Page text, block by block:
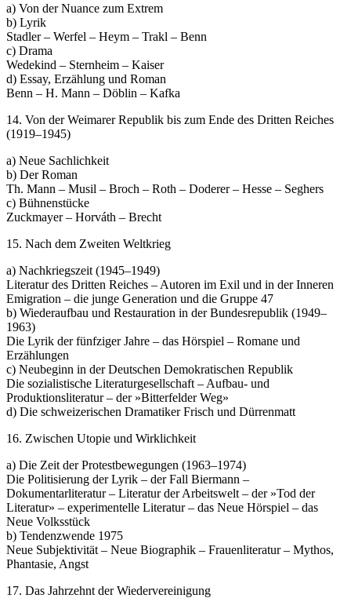
a) Von der Nuance zum Extrem
b) Lyrik
Stadler – Werfel – Heym – Trakl – Benn
c) Drama
Wedekind – Sternheim – Kaiser
d) Essay, Erzählung und Roman
Benn – H. Mann – Döblin – Kafka
14. Von der Weimarer Republik bis zum Ende des Dritten Reiches
(1919–1945)
a) Neue Sachlichkeit
b) Der Roman
Th. Mann – Musil – Broch – Roth – Doderer – Hesse – Seghers
c) Bühnenstücke
Zuckmayer – Horváth – Brecht
15. Nach dem Zweiten Weltkrieg
a) Nachkriegszeit (1945–1949)
Literatur des Dritten Reiches – Autoren im Exil und in der Inneren
Emigration – die junge Generation und die Gruppe 47
b) Wiederaufbau und Restauration in der Bundesrepublik (1949–
1963)
Die Lyrik der fünfziger Jahre – das Hörspiel – Romane und
Erzählungen
c) Neubeginn in der Deutschen Demokratischen Republik
Die sozialistische Literaturgesellschaft – Aufbau- und
Produktionsliteratur – der »Bitterfelder Weg»
d) Die schweizerischen Dramatiker Frisch und Dürrenmatt
16. Zwischen Utopie und Wirklichkeit
a) Die Zeit der Protestbewegungen (1963–1974)
Die Politisierung der Lyrik – der Fall Biermann –
Dokumentarliteratur – Literatur der Arbeitswelt – der »Tod der
Literatur» – experimentelle Literatur – das Neue Hörspiel – das
Neue Volksstück
b) Tendenzwende 1975
Neue Subjektivität – Neue Biographik – Frauenliteratur – Mythos,
Phantasie, Angst
17. Das Jahrzehnt der Wiedervereinigung